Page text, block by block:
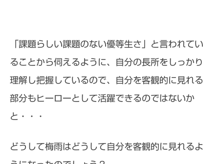
「課題らしい課題のない優等生さ」と言われてい
ることから伺えるように、自分の長所をしっかり
理解し把握しているので、自分を客観的に見れる
部分もヒーローとして活躍できるのではないか
と・・・
どうして梅雨はどうして自分を客観的に見れるよ